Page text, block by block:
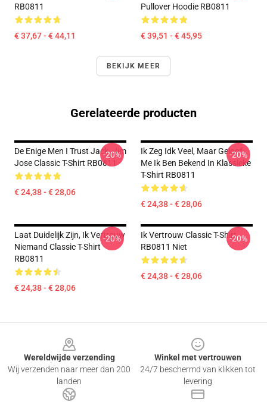
RB0811
€ 37,67 - € 44,11
Pullover Hoodie RB0811
€ 39,51 - € 45,95
BEKIJK MEER
Gerelateerde producten
De Enige Men I Trust Jack. Jim
Jose Classic T-Shirt RB0811
€ 24,38 - € 28,06
-20%
Ik Zeg Idk Veel, Maar Geloof
Me Ik Ben Bekend In Klassieke
T-Shirt RB0811
€ 24,38 - € 28,06
-20%
Laat Duidelijk Zijn, Ik Vertrouw
Niemand Classic T-Shirt
RB0811
€ 24,38 - € 28,06
-20%
Ik Vertrouw Classic T-Shirt
RB0811 Niet
€ 24,38 - € 28,06
-20%
Wereldwijde verzending
Wij verzenden naar meer dan 200
landen
Winkel met vertrouwen
24/7 beschermd van klikken tot
levering